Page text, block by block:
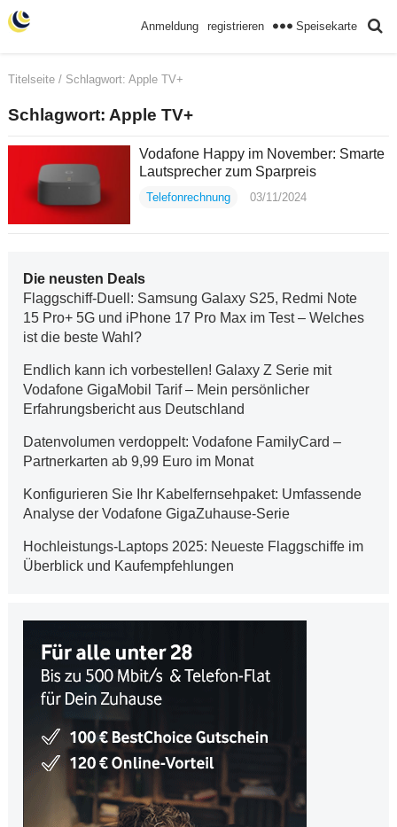
Anmeldung registrieren Speisekarte
Titelseite/ Schlagwort: Apple TV+
Schlagwort: Apple TV+
Vodafone Happy im November: Smarte
Lautsprecher zum Sparpreis
Telefonrechnung 03/11/2024
Die neusten Deals
Flaggschiff-Duell: Samsung Galaxy S25, Redmi Note
15 Pro+ 5G und iPhone 17 Pro Max im Test – Welches
ist die beste Wahl?
Endlich kann ich vorbestellen! Galaxy Z Serie mit
Vodafone GigaMobil Tarif – Mein persönlicher
Erfahrungsbericht aus Deutschland
Datenvolumen verdoppelt: Vodafone FamilyCard –
Partnerkarten ab 9,99 Euro im Monat
Konfigurieren Sie Ihr Kabelfernsehpaket: Umfassende
Analyse der Vodafone GigaZuhause-Serie
Hochleistungs-Laptops 2025: Neueste Flaggschiffe im
Überblick und Kaufempfehlungen